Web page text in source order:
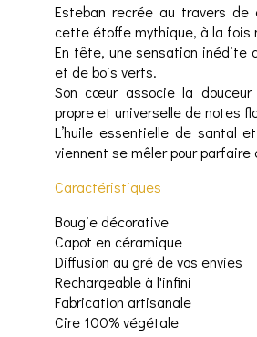
Esteban recrée au travers de
cette étoffe mythique, à la fois
En tête, une sensation inédite
et de bois verts.
Son cœur associe la douceur
propre et universelle de notes
L’huile essentielle de santal
viennent se mêler pour
Caractéristiques
Bougie décorative
Capot en céramique
Diffusion au gré de vos envies
Rechargeable à l'infini
Fabrication artisanale
Cire 100% végétale